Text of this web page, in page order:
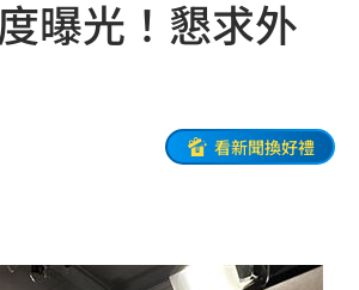
曝光！懇求外
看新聞換好禮